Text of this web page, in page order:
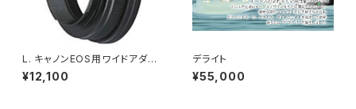
L. キャノンEOS用ワイドアダプ
ター*マウント付 （光路長10.5m
m）
¥12,100
デライト
¥55,000